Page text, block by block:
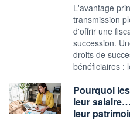
L'avantage
transmission
d'offrir une
succession.
droits de
bénéficiaires :
Pourquoi
leur
leur